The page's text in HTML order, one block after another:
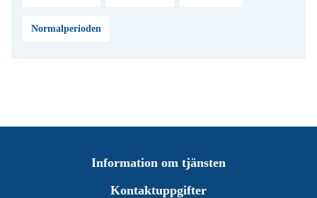
Normalperioden
Information om tjänsten
Kontaktuppgifter